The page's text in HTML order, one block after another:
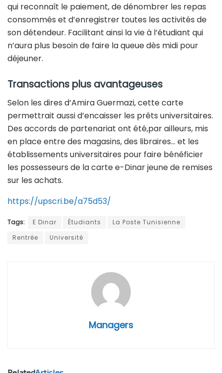
qui reconnaît le paiement, de dénombrer les repas
consommés et d’enregistrer toutes les activités de
son détendeur. Facilitant ainsi la vie à l’étudiant qui
n’aura plus besoin de faire la queue dès midi pour
déjeuner.
Transactions plus avantageuses
Selon les dires d’Amira Guermazi, cette carte
permettrait aussi d’encaisser les prêts universitaires.
Des accords de partenariat ont été,par ailleurs, mis
en place entre des magasins, des libraires… et les
établissements universitaires pour faire bénéficier
les possesseurs de la carte e-Dinar jeune de remises
sur les achats.
https://upscri.be/a75d53/
Tags: E Dinar Étudiants
La Poste Tunisienne
Rentrée
Université
Managers